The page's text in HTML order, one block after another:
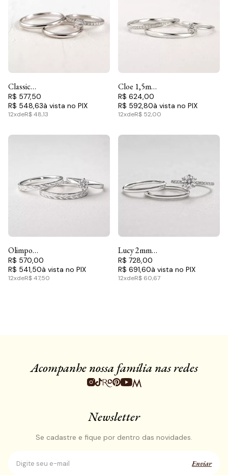
Classic
Abaulada
2mm &
Lúmio -
R$ 577,50
12xdeR$ 48,13
R$ 548,63
Cloe 1,5mm
& Ciel -
Conjunto
R$ 624,00
12xdeR$ 52,00
R$ 592,80
Olimpo
2mm &
Lune -
Conjunto
R$ 570,00
12xdeR$ 47,50
R$ 541,50
Lucy 2mm
& Akira -
Conjunto
R$ 728,00
12xdeR$ 60,67
R$ 691,60
Acompanhe nossa família nas redes
Newsletter
Se cadastre e fique por dentro das novidades.
Enviar